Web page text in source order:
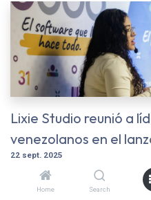
Home Search
Lixie Studio reunió a
venezolanos en el
22 sept. 2025